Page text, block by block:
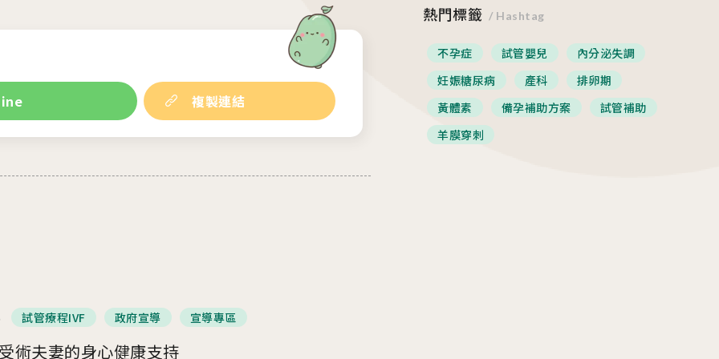
複製連結
試管療程IVF 政府宣導 宣導專區
術夫妻的身心健康支持
熱門標籤 / Hashtag
不孕症 試管嬰兒
內分泌失調
妊娠糖尿病
產科
排卵期
黃體素
備孕補助方案
試管補助
羊膜穿刺